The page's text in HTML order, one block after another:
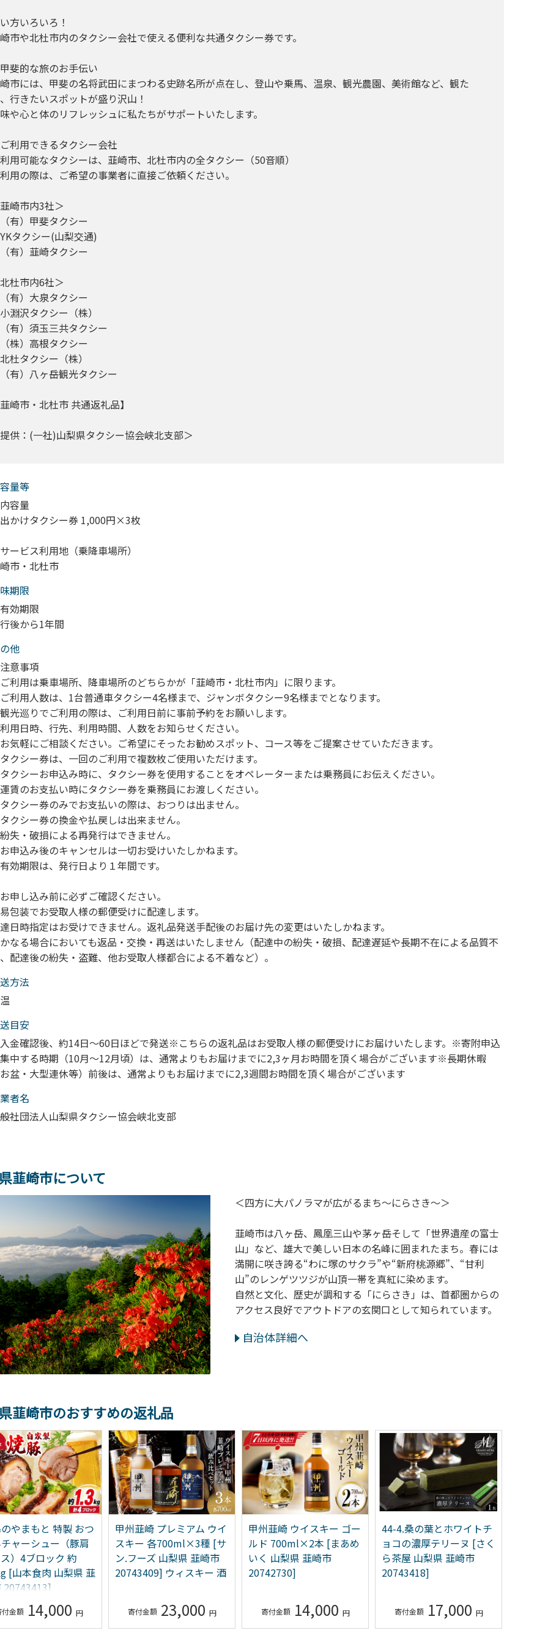
方いろいろ！
市や北杜市内のタクシー会社で使える便利な共通タクシー券です。
斐的な旅のお手伝い
市には、甲斐の名将武田にまつわる史跡名所が点在し、登山や乗馬、温泉、観光農園、美術館など、観た
行きたいスポットが盛り沢山！
や心と体のリフレッシュに私たちがサポートいたします。
利用できるタクシー会社
用可能なタクシーは、韮崎市、北杜市内の全タクシー（50音順）
用の際は、ご希望の事業者に直接ご依頼ください。
崎市内3社＞
（有）甲斐タクシー
YKタクシー(山梨交通)
（有）韮崎タクシー
杜市内6社＞
（有）大泉タクシー
小淵沢タクシー（株）
（有）須玉三共タクシー
（株）高根タクシー
北杜タクシー（株）
（有）八ヶ岳観光タクシー
韮崎市・北杜市 共通返礼品】
供：(一社)山梨県タクシー協会峡北支部＞
量等
容量
かけタクシー券 1,000円×3枚
ービス利用地（乗降車場所）
市・北杜市
期限
効期限
後から1年間
他
意事項
ご利用は乗車場所、降車場所のどちらかが「韮崎市・北杜市内」に限ります。
ご利用人数は、1台普通車タクシー4名様まで、ジャンボタクシー9名様までとなります。
観光巡りでご利用の際は、ご利用日前に事前予約をお願いします。
用日時、行先、利用時間、人数をお知らせください。
気軽にご相談ください。ご希望にそったお勧めスポット、コース等をご提案させていただきます。
タクシー券は、一回のご利用で複数枚ご使用いただけます。
タクシーお申込み時に、タクシー券を使用することをオペレーターまたは乗務員にお伝えください。
運賃のお支払い時にタクシー券を乗務員にお渡しください。
タクシー券のみでお支払いの際は、おつりは出ません。
タクシー券の換金や払戻しは出来ません。
紛失・破損による再発行はできません。
お申込み後のキャンセルは一切お受けいたしかねます。
有効期限は、発行日より１年間です。
申し込み前に必ずご確認ください。
包装でお受取人様の郵便受けに配達します。
日時指定はお受けできません。返礼品発送手配後のお届け先の変更はいたしかねます。
なる場合においても返品・交換・再送はいたしません（配達中の紛失・破損、配達遅延や長期不在による品質不
配達後の紛失・盗難、他お受取人様都合による不着など）。
⽅法
目安
金確認後、約14日～60日ほどで発送※こちらの返礼品はお受取人様の郵便受けにお届けいたします。※寄附申込
中する時期（10月～12月頃）は、通常よりもお届けまでに2,3ヶ月お時間を頂く場合がございます※長期休暇
お盆・大型連休等）前後は、通常よりもお届けまでに2,3週間お時間を頂く場合がございます
者名
社団法人山梨県タクシー協会峡北支部
韮崎市について
＜四方に大パノラマが広がるまち～にらさき～＞
韮崎市は八ヶ岳、鳳凰三山や茅ヶ岳そして「世界遺産の富士
山」など、雄大で美しい日本の名峰に囲まれたまち。春には
満開に咲き誇る“わに塚のサクラ”や“新府桃源郷”、“甘利
山”のレンゲツツジが山頂一帯を真紅に染めます。
自然と文化、歴史が調和する「にらさき」は、首都圏からの
アクセス良好でアウトドアの玄関口として知られています。
自治体詳細へ
韮崎市のおすすめの返礼品
韮崎 プレミアム ウイ
ー 各700ml×3種 [サ
フーズ 山梨県 韮崎市
ウィスキー 酒
23,000
甲州韮崎 ウイスキー ゴー
ルド 700ml×2本 [まあめ
いく 山梨県 韮崎市
20742730]
14,000
44-4.桑の葉とホワイトチ
ョコの濃厚テリーヌ [さく
ら茶屋 山梨県 韮崎市
20743418]
17,000
山梨名物 山本勘助ほうと
う 500g(6～7人前) みそ付
き [山本製麺所 山梨県 韮
崎市 20742360]
3,000